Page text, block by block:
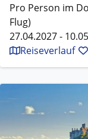
Pro Person im
Flug)
27.04.2027 -
Reiseverlauf